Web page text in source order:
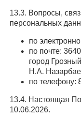
13.3. Вопросы,
персональных
по
по почте:
город
Н.А.
по телефону:
13.4. Настоящая
10.06.2026.